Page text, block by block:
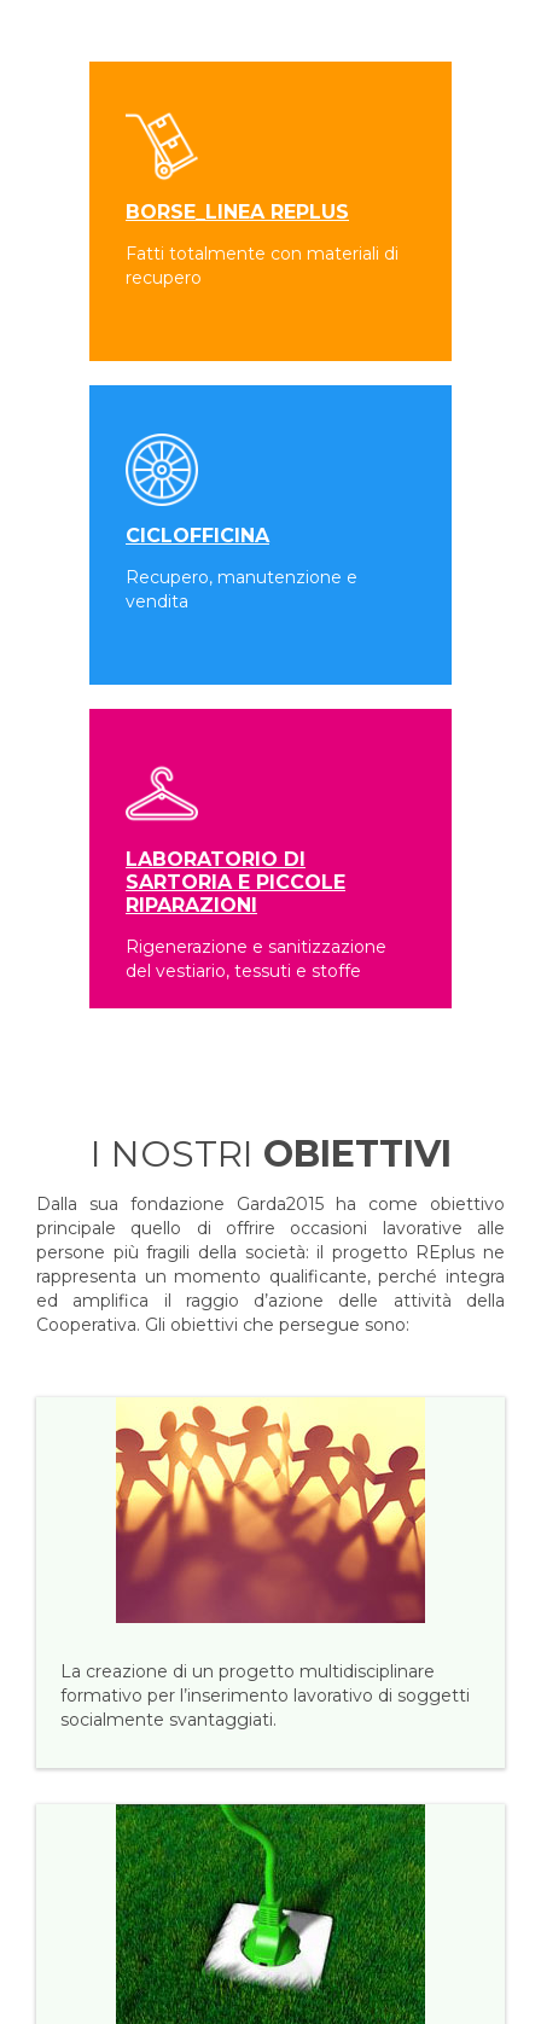
BORSE_LINEA REPLUS
Fatti totalmente con materiali di
recupero
CICLOFFICINA
Recupero, manutenzione e
vendita
LABORATORIO DI
SARTORIA E PICCOLE
RIPARAZIONI
Rigenerazione e sanitizzazione
del vestiario, tessuti e stoffe
I NOSTRI OBIETTIVI
Dalla sua fondazione Garda2015 ha come obiettivo
principale quello di offrire occasioni lavorative alle
persone più fragili della società: il progetto REplus ne
rappresenta un momento qualificante, perché integra
ed amplifica il raggio d’azione delle attività della
Cooperativa. Gli obiettivi che persegue sono:
La creazione di un progetto multidisciplinare
formativo per l’inserimento lavorativo di soggetti
socialmente svantaggiati.